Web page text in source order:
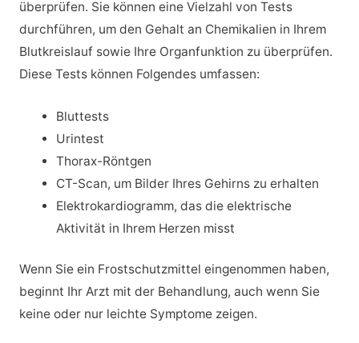
überprüfen. Sie können eine Vielzahl von Tests
durchführen, um den Gehalt an Chemikalien in Ihrem
Blutkreislauf sowie Ihre Organfunktion zu überprüfen.
Diese Tests können Folgendes umfassen:
Bluttests
Urintest
Thorax-Röntgen
CT-Scan, um Bilder Ihres Gehirns zu erhalten
Elektrokardiogramm, das die elektrische
Aktivität in Ihrem Herzen misst
Wenn Sie ein Frostschutzmittel eingenommen haben,
beginnt Ihr Arzt mit der Behandlung, auch wenn Sie
keine oder nur leichte Symptome zeigen.